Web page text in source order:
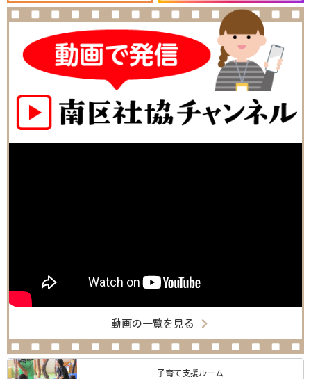
動画の一覧を見る
子育て支援ルーム